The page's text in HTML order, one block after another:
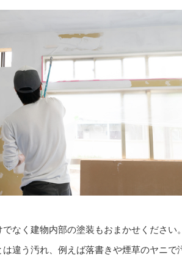
なく建物内部の塗装もおまかせください
は違う汚れ、例えば落書きや煙草のヤニで